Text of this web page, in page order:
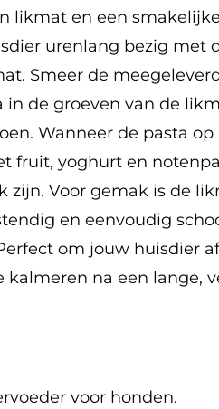
likmat en een
urenlang bezig met
Smeer de
in de groeven van de
Wanneer de pasta
fruit, yoghurt en
zijn. Voor gemak is de
en eenvoudig
om jouw huisdier
kalmeren na een lange,
voor honden.